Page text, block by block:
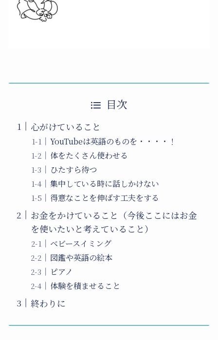
目次
心がけていること
YouTubeは英語のものを・・・・！
体をたくさん使わせる
ひたすら待つ
集中している時に話しかけない
得意なことを伸ばす工夫をする
お金をかけていること（今後ここにはお金
を使いたいと考えていること）
ベビースイミング
図鑑や英語の絵本
ピアノ
体験を積ませること
終わりに